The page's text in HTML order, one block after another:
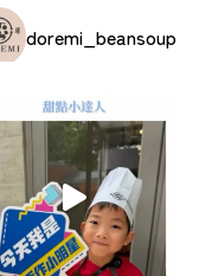
doremi_beansoup